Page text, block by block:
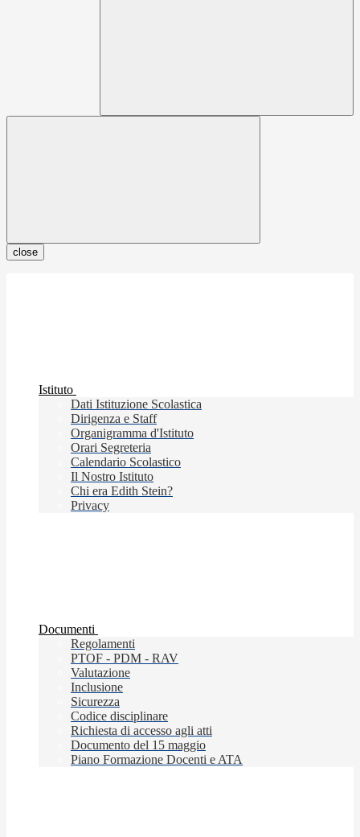
close
Istituto
Dati Istituzione Scolastica
Dirigenza e Staff
Organigramma d'Istituto
Orari Segreteria
Calendario Scolastico
Il Nostro Istituto
Chi era Edith Stein?
Privacy
Documenti
Regolamenti
PTOF - PDM - RAV
Valutazione
Inclusione
Sicurezza
Codice disciplinare
Richiesta di accesso agli atti
Documento del 15 maggio
Piano Formazione Docenti e ATA